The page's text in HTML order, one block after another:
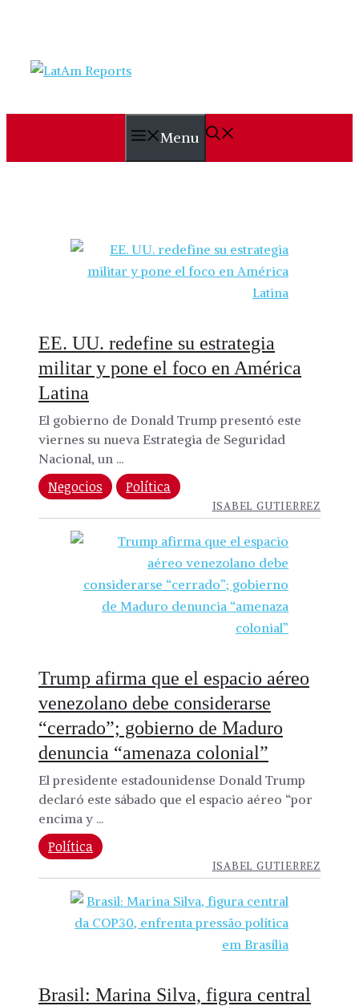
content
Menu
EE. UU. redefine su estrategia
militar y pone el foco en América
Latina
El gobierno de Donald Trump presentó este
viernes su nueva Estrategia de Seguridad
Nacional, un ...
Negocios Política
ISABEL GUTIERREZ
Trump afirma que el espacio aéreo
venezolano debe considerarse
“cerrado”; gobierno de Maduro
denuncia “amenaza colonial”
El presidente estadounidense Donald Trump
declaró este sábado que el espacio aéreo “por
encima y ...
Política
ISABEL GUTIERREZ
Brasil: Marina Silva, figura central